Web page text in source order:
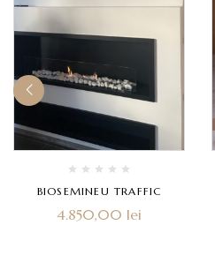
BIOSEMINEU TRAFFIC
4.850,00 lei